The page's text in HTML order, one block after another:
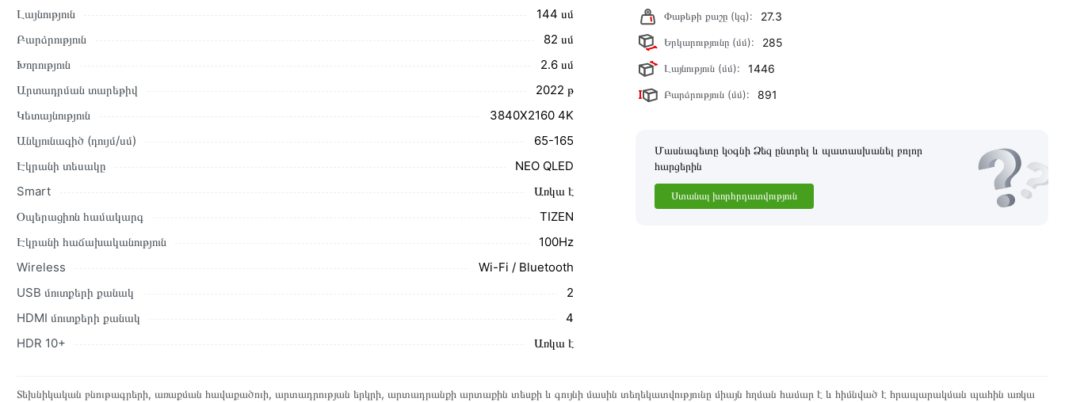
բնութագրերը և կարծիքները:
վերադարձը կատարվում է 14 օրվա ընթացքում:
Լայնություն
144 սմ
Բարձրություն
82 սմ
Խորություն
2․6 սմ
Արտադրման տարեթիվ
2022 թ
Կետայնություն
3840X2160 4K
Անկյունագիծ (դույմ/սմ)
65-165
Էկրանի տեսակը
NEO QLED
Smart
Առկա է
Օպերացիոն համակարգ
TIZEN
Էկրանի հաճախականություն
100Hz
Wireless
Wi-Fi / Bluetooth
USB մուտքերի քանակ
2
HDMI մուտքերի քանակ
4
HDR 10+
Առկա է
Փաթեթի քաշը (կգ): 27.3
Երկարությունը (մմ): 285
Լայնություն (մմ): 1446
Բարձրություն (մմ): 891
Մասնագետը կօգնի Ձեզ ընտրել և պատասխանել բոլոր
հարցերին
Ստանալ խորհրդատվություն
Տեխնիկական բնութագրերի, առաքման հավաքածուի, արտադրության երկրի, արտադրանքի արտաքին տեսքի և գույնի մասին տեղեկատվությունը միայն հղման համար է և հիմնված է հրապարակման պահին առկա